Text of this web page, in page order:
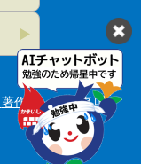
著作権・免責事項